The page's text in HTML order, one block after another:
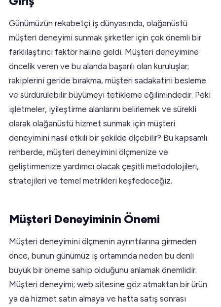
Günümüzün rekabetçi iş dünyasında, olağanüstü
müşteri deneyimi sunmak şirketler için çok önemli bir
farklılaştırıcı faktör haline geldi. Müşteri deneyimine
öncelik veren ve bu alanda başarılı olan kuruluşlar;
rakiplerini geride bırakma, müşteri sadakatini besleme
ve sürdürülebilir büyümeyi tetikleme eğilimindedir. Peki
işletmeler, iyileştirme alanlarını belirlemek ve sürekli
olarak olağanüstü hizmet sunmak için müşteri
deneyimini nasıl etkili bir şekilde ölçebilir? Bu kapsamlı
rehberde, müşteri deneyimini ölçmenize ve
geliştirmenize yardımcı olacak çeşitli metodolojileri,
stratejileri ve temel metrikleri keşfedeceğiz.
Müşteri Deneyiminin Önemi
Müşteri deneyimini ölçmenin ayrıntılarına girmeden
önce, bunun günümüz iş ortamında neden bu denli
büyük bir öneme sahip olduğunu anlamak önemlidir.
Müşteri deneyimi; web sitesine göz atmaktan bir ürün
ya da hizmet satın almaya ve hatta satış sonrası